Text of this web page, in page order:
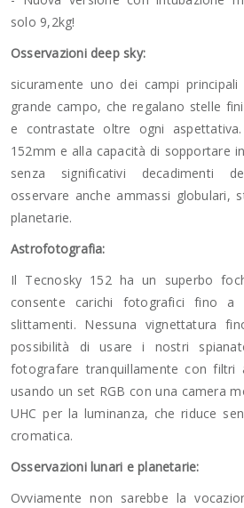
solo 9,2kg!
Osservazioni deep sky:
sicuramente uno dei campi
grande campo, che regalano stelle
e contrastate oltre ogni
152mm e alla capacità di sopportare
senza significativi decadimenti
osservare anche ammassi globulari,
planetarie.
Astrofotografia:
Il Tecnosky 152 ha un superbo
consente carichi fotografici fino a
slittamenti. Nessuna vignettatura
possibilità di usare i nostri
fotografare tranquillamente con filtri
usando un set RGB con una camera
UHC per la luminanza, che riduce
cromatica.
Osservazioni lunari e planetarie:
Ovviamente non sarebbe la